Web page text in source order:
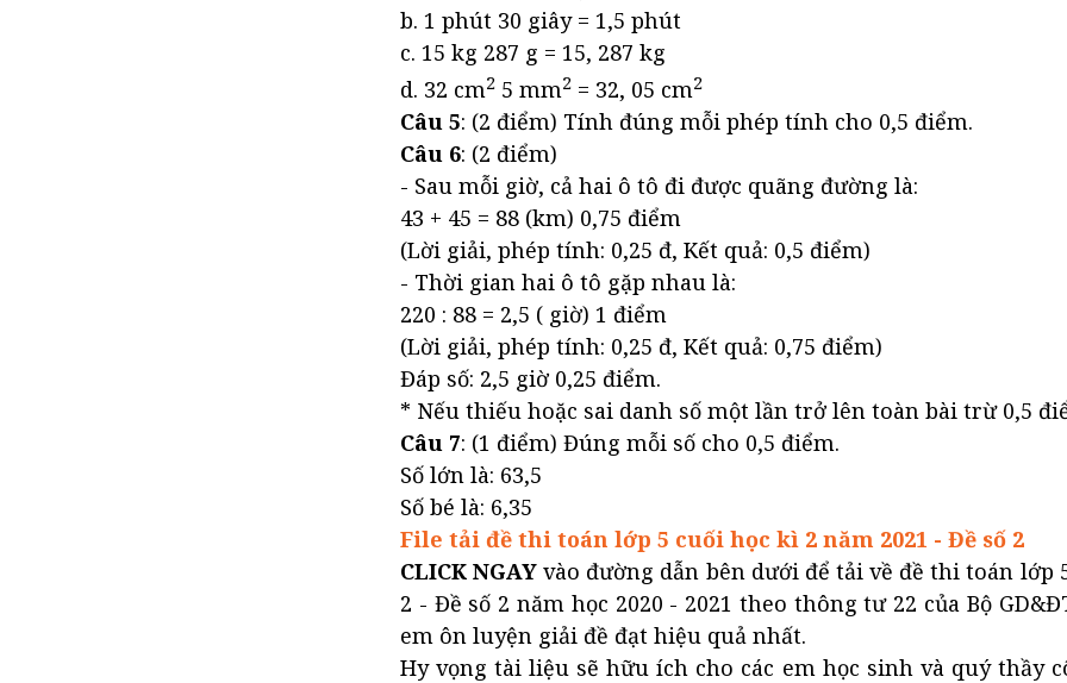
b. 1 phút 30 giây = 1,5 phút
c. 15 kg 287 g = 15, 287 kg
d. 32 cm2 5 mm2 = 32, 05 cm2
Câu 5: (2 điểm) Tính đúng mỗi phép tính cho 0,5 điểm.
Câu 6: (2 điểm)
- Sau mỗi giờ, cả hai ô tô đi được quãng đường là:
43 + 45 = 88 (km) 0,75 điểm
(Lời giải, phép tính: 0,25 đ, Kết quả: 0,5 điểm)
- Thời gian hai ô tô gặp nhau là:
220 : 88 = 2,5 ( giờ) 1 điểm
(Lời giải, phép tính: 0,25 đ, Kết quả: 0,75 điểm)
Đáp số: 2,5 giờ 0,25 điểm.
* Nếu thiếu hoặc sai danh số một lần trở lên toàn bài trừ 0,5
Câu 7: (1 điểm) Đúng mỗi số cho 0,5 điểm.
Số lớn là: 63,5
Số bé là: 6,35
File tải đề thi toán lớp 5 cuối học kì 2 năm 2021 - Đề số 2
CLICK NGAY vào đường dẫn bên dưới để tải về đề thi toán lớp
2 - Đề số 2 năm học 2020 - 2021 theo thông tư 22 của Bộ
em ôn luyện giải đề đạt hiệu quả nhất.
Hy vọng tài liệu sẽ hữu ích cho các em học sinh và quý thầy